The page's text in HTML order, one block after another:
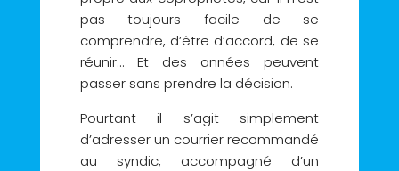
pas toujours facile de se
comprendre, d’être d’accord, de se
réunir… Et des années peuvent
passer sans prendre la décision.
Pourtant il s’agit simplement
d’adresser un courrier recommandé
au syndic, accompagné d’un